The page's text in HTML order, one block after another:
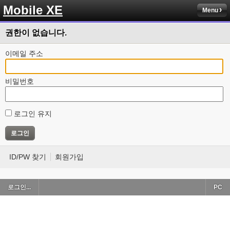
Mobile XE Menu
권한이 없습니다.
이메일 주소
비밀번호
로그인 유지
ID/PW 찾기 회원가입
로그인... PC